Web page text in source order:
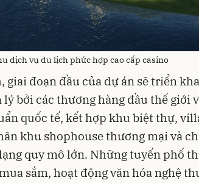
dịch vụ du lịch phức hợp cao cấp casino
giai đoạn đầu của dự án sẽ triển
lý bởi các thương hàng đầu thế giới
quốc tế, kết hợp khu biệt thự,
khu shophouse thương mại và
quy mô lớn. Những tuyến phố
sắm, hoạt động văn hóa nghệ